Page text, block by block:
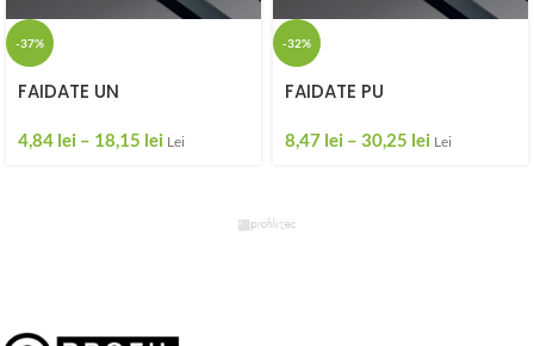
-37%
FAIDATE UN
4,84 lei – 18,15 lei Lei
-32%
FAIDATE PU
8,47 lei – 30,25 lei Lei